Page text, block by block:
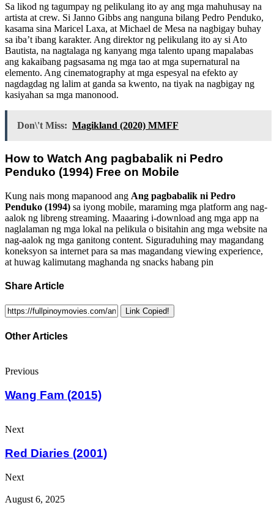
Sa likod ng tagumpay ng pelikulang ito ay ang mga mahuhusay na
artista at crew. Si Janno Gibbs ang nanguna bilang Pedro Penduko,
kasama sina Maricel Laxa, at Michael de Mesa na nagbigay buhay
sa iba’t ibang karakter. Ang direktor ng pelikulang ito ay si Ato
Bautista, na nagtalaga ng kanyang mga talento upang mapalabas
ang kakaibang pagsasama ng mga tao at mga supernatural na
elemento. Ang cinematography at mga espesyal na efekto ay
nagdagdag ng lalim at ganda sa kwento, na tiyak na nagbigay ng
kasiyahan sa mga manonood.
Don\'t Miss: Magikland (2020) MMFF
How to Watch Ang pagbabalik ni Pedro
Penduko (1994) Free on Mobile
Kung nais mong mapanood ang Ang pagbabalik ni Pedro
Penduko (1994) sa iyong mobile, maraming mga platform ang nag-
aalok ng libreng streaming. Maaaring i-download ang mga app na
naglalaman ng mga lokal na pelikula o bisitahin ang mga website na
nag-aalok ng mga ganitong content. Siguraduhing may magandang
koneksyon sa internet para sa mas magandang viewing experience,
at huwag kalimutang maghanda ng snacks habang pin
Share Article
Link Copied!
Other Articles
Previous
Wang Fam (2015)
Next
Red Diaries (2001)
Next
August 6, 2025